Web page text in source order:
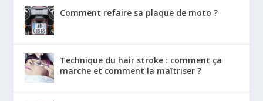
Comment refaire sa plaque de moto ?
Technique du hair stroke : comment ça
marche et comment la maîtriser ?